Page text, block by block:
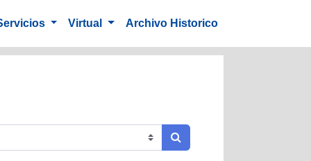
Virtual Archivo Historico